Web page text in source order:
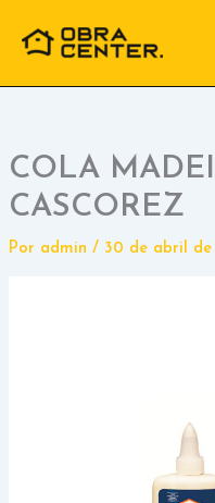
para
conteúdo
COLA
CASCOREZ
Por admin / 30 de abril de